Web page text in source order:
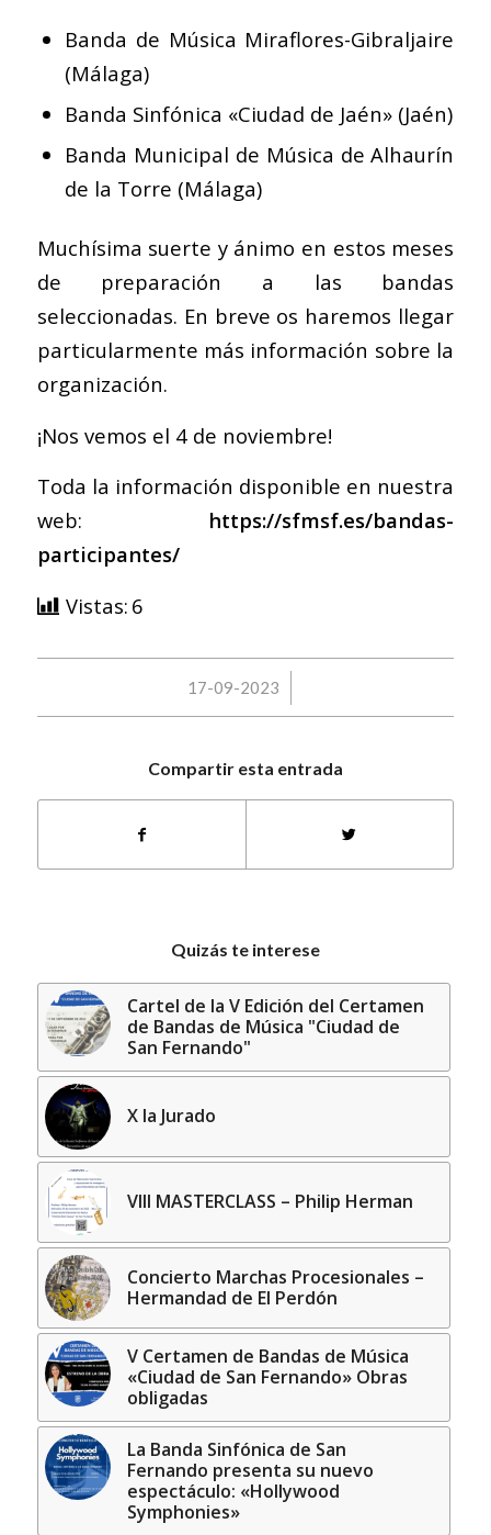
Banda de Música Miraflores-Gibraljaire
(Málaga)
Banda Sinfónica «Ciudad de Jaén» (Jaén)
Banda Municipal de Música de Alhaurín
de la Torre (Málaga)
Muchísima suerte y ánimo en estos meses
de preparación a las bandas
seleccionadas. En breve os haremos llegar
particularmente más información sobre la
organización.
¡Nos vemos el 4 de noviembre!
Toda la información disponible en nuestra
web: https://sfmsf.es/bandas-
participantes/
Vistas: 6
17-09-2023
/
Compartir esta entrada
Quizás te interese
Cartel de la V Edición del Certamen
de Bandas de Música "Ciudad de
San Fernando"
X la Jurado
VIII MASTERCLASS – Philip Herman
Concierto Marchas Procesionales –
Hermandad de El Perdón
V Certamen de Bandas de Música
«Ciudad de San Fernando» Obras
obligadas
La Banda Sinfónica de San
Fernando presenta su nuevo
espectáculo: «Hollywood
Symphonies»